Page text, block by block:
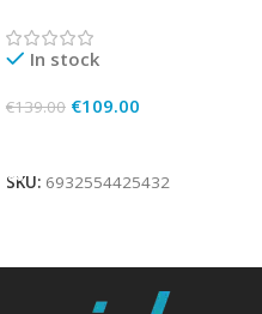
In stock
€139.00 €109.00
SKU: 6932554425432